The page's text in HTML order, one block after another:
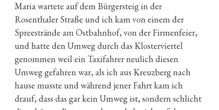
Maria wartete auf dem Bürgersteig in der
Rosenthaler Straße und ich kam von einem der
Spreestrände am Ostbahnhof, von der Firmenfeier,
und hatte den Umweg durch das Klosterviertel
genommen weil ein Taxifahrer neulich diesen
Umweg gefahren war, als ich aus Kreuzberg nach
hause musste und während jener Fahrt kam ich
drauf, dass das gar kein Umweg ist, sondern schlicht